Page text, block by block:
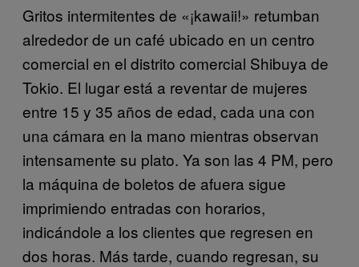
Gritos intermitentes de «¡kawaii!» retumban
alrededor de un café ubicado en un centro
comercial en el distrito comercial Shibuya de
Tokio. El lugar está a reventar de mujeres
entre 15 y 35 años de edad, cada una con
una cámara en la mano mientras observan
intensamente su plato. Ya son las 4 PM, pero
la máquina de boletos de afuera sigue
imprimiendo entradas con horarios,
indicándole a los clientes que regresen en
dos horas. Más tarde, cuando regresan, su